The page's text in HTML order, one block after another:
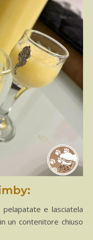
e lasciatela
un contenitore chiuso